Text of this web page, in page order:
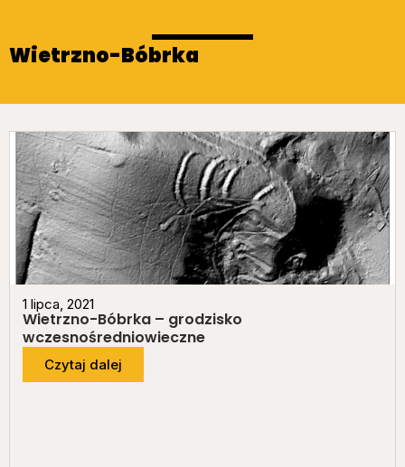
Wietrzno-Bóbrka
1 lipca, 2021
Wietrzno-Bóbrka – grodzisko
wczesnośredniowieczne
Czytaj dalej